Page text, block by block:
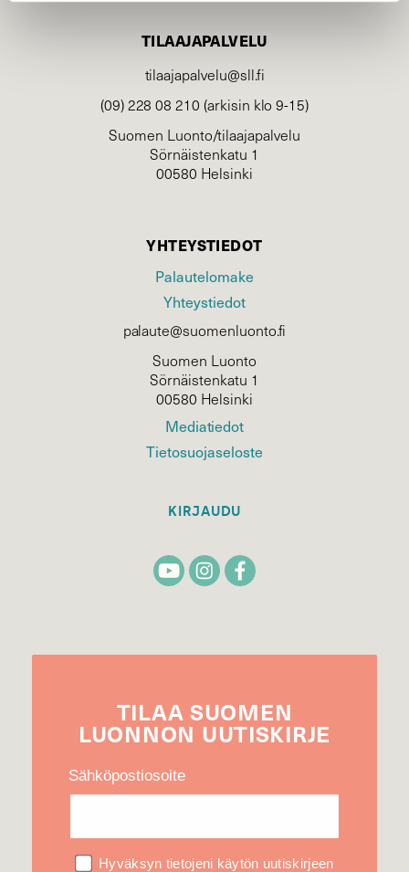
TILAAJAPALVELU
tilaajapalvelu@sll.fi
(09) 228 08 210 (arkisin klo 9-15)
Suomen Luonto/tilaajapalvelu
Sörnäistenkatu 1
00580 Helsinki
YHTEYSTIEDOT
Palautelomake
Yhteystiedot
palaute@suomenluonto.fi
Suomen Luonto
Sörnäistenkatu 1
00580 Helsinki
Mediatiedot
Tietosuojaseloste
KIRJAUDU
TILAA SUOMEN
LUONNON UUTIS­KIRJE
Sähköpostiosoite
Hyväksyn tietojeni käytön uutiskirjeen